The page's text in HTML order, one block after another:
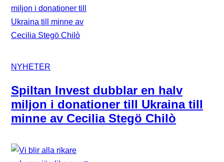
NYHETER
Spiltan Invest dubblar en halv
miljon i donationer till Ukraina till
minne av Cecilia Stegö Chilò